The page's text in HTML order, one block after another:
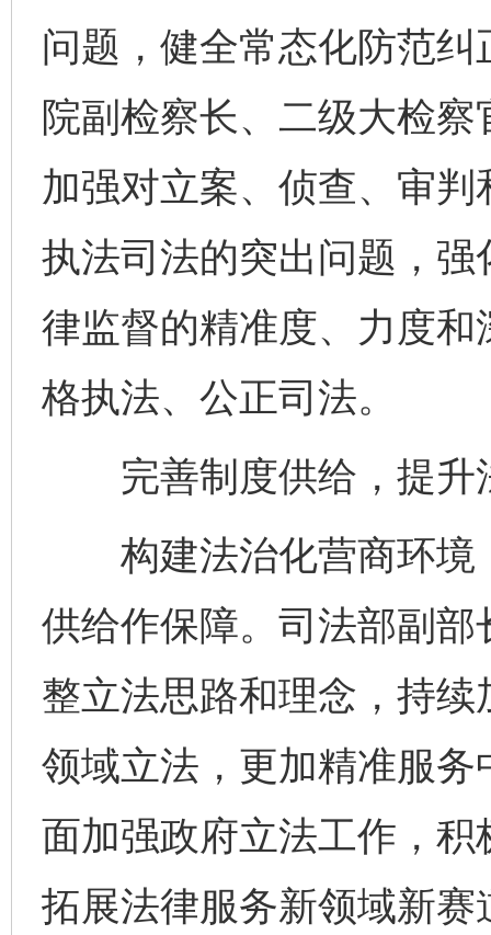
问题，健全常态化防范
院副检察长、二级大检
加强对立案、侦查、审
执法司法的突出问题，
律监督的精准度、力度
格执法、公正司法。
完善制度供给，提升
构建法治化营商环境
供给作保障。司法部副
整立法思路和理念，持
领域立法，更加精准服
面加强政府立法工作，
拓展法律服务新领域新